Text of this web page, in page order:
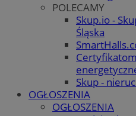
POLECAMY
Skup.io -
Śląska
Skup -
OGŁOSZENIA
OGŁOSZENIA